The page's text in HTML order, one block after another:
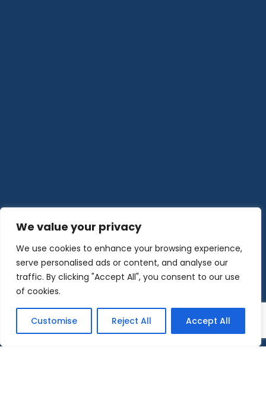
We value your privacy
We use cookies to enhance your browsing experience,
serve personalised ads or content, and analyse our
traffic. By clicking "Accept All", you consent to our use
of cookies.
Customise Reject All Accept All